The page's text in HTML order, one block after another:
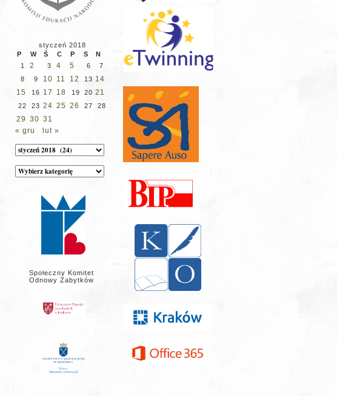
styczeń 2018
P
W Ś C P S
N
1
2 3 4 5 6
7
8
9 10 11 12 13 14
15
16 17 18 19 20 21
22 23 24 25 26 27 28
29 30 31
« gru
lut »
Archiwum
Kategorie
wpisów
Społeczny Komitet
Odnowy Zabytków